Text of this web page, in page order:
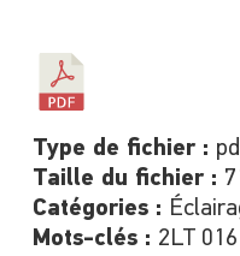
Type de fichier :
Taille du fichier :
Catégories :
Mots-clés : 2LT